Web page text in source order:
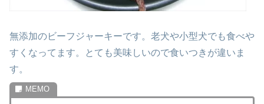
無添加のビーフジャーキーです。老犬や小型犬でも食べや
すくなってます。
とても美味しいので食いつきが違いま
す。